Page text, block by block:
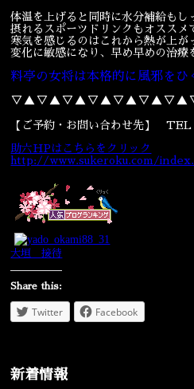
体温を上げると同時に水分補給もし
摂れるスポーツドリンクもオススメ
寒気を感じるのはこれから熱が上が
変化に敏感になり、早め早めの治療
料亭の女将は本格的に風邪をひ
【ご予約・お問い合わせ先】
助六HPはこちらをクリック
http://www.sukeroku.com/
大垣 接待
Share this:
Twitter Facebook
新着情報